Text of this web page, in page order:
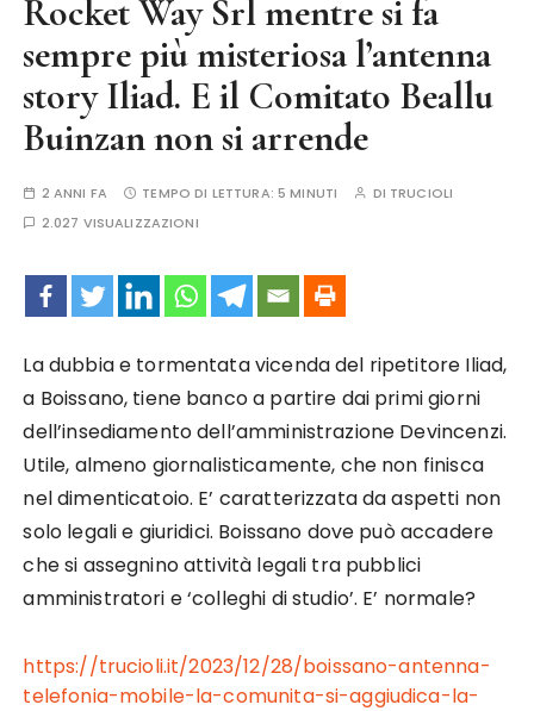
Rocket Way Srl mentre si fa
sempre più misteriosa l’antenna
story Iliad. E il Comitato Beallu
Buinzan non si arrende
2 ANNI FA TEMPO DI LETTURA:5 MINUTI DI TRUCIOLI
2.027 VISUALIZZAZIONI
La dubbia e tormentata vicenda del ripetitore Iliad,
a Boissano, tiene banco a partire dai primi giorni
dell’insediamento dell’amministrazione Devincenzi.
Utile, almeno giornalisticamente, che non finisca
nel dimenticatoio. E’ caratterizzata da aspetti non
solo legali e giuridici. Boissano dove può accadere
che si assegnino attività legali tra pubblici
amministratori e ‘colleghi di studio’. E’ normale?
https://trucioli.it/2023/12/28/boissano-antenna-
telefonia-mobile-la-comunita-si-aggiudica-la-